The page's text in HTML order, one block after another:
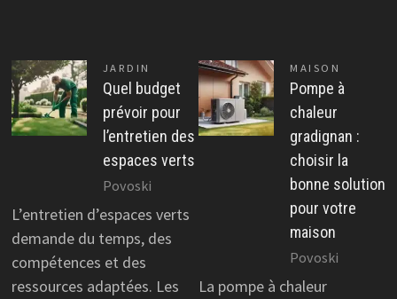
JARDIN
Quel budget
prévoir pour
l’entretien des
espaces verts
Povoski
L’entretien d’espaces verts
demande du temps, des
compétences et des
ressources adaptées. Les
MAISON
Pompe à
chaleur
gradignan :
choisir la
bonne solution
pour votre
maison
Povoski
La pompe à chaleur